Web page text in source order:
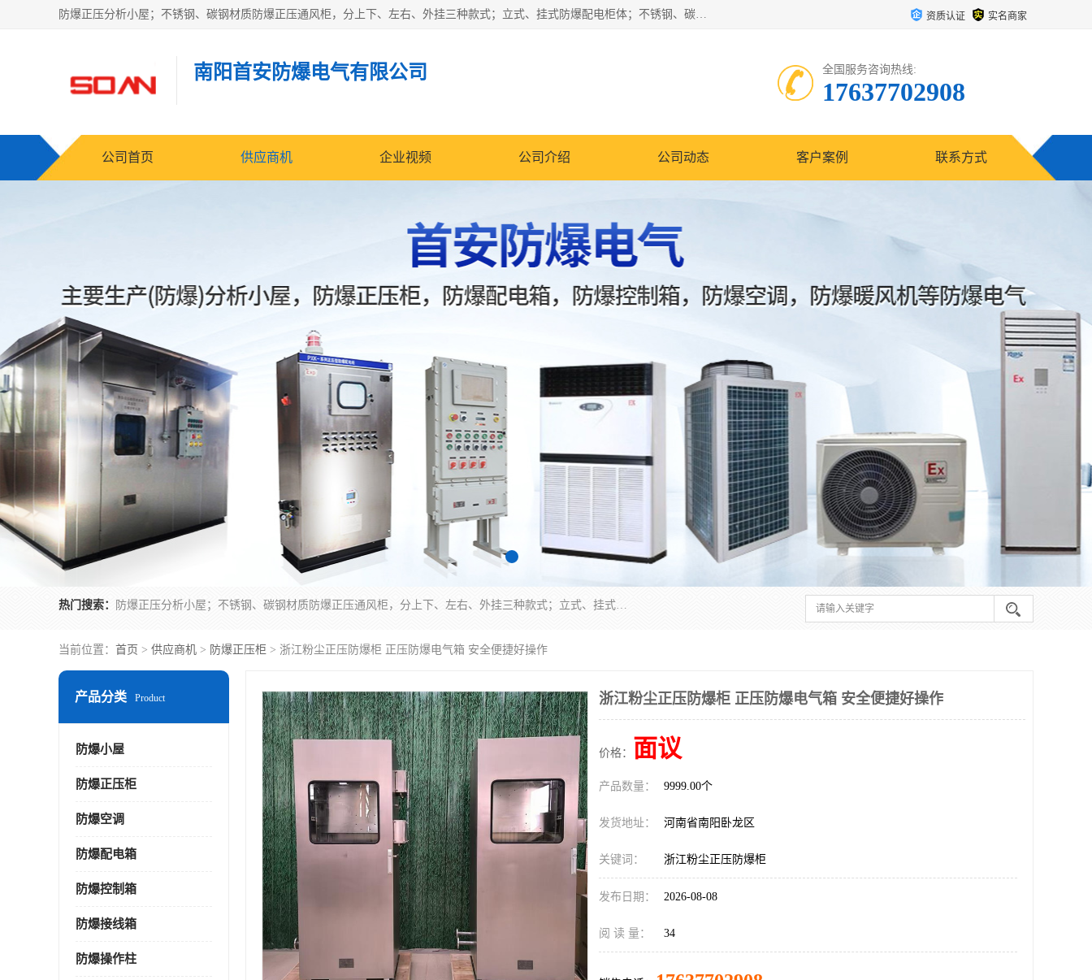
防爆正压分析小屋；不锈钢、碳钢材质防爆正压通风柜，分上下、左右、外挂三种款式；立式、挂式防爆配电柜体；不锈钢、碳钢防爆变频、磁力、星三角启动器；不锈钢、碳钢、铸铝防爆控制箱柜；可操作按键、多块式防爆仪表箱；多材质防爆接线箱；台式防爆电脑、防爆监视器。产品适配石油、化工、煤炭、电力、纺织、酿酒、航天、铁路、冶金、船舶、消防、市政等多行业工况使用。 资质认证 实名商家
南阳首安防爆电气有限公司 全国服务咨询热线:
17637702908
公司首页 供应商机 企业视频 公司介绍 公司动态 客户案例 联系方式
热门搜索： 防爆正压分析小屋；不锈钢、碳钢材质防爆正压通风柜，分上下、左右、外挂三种款式；立式、挂式防爆配电柜体；不锈钢、碳钢防爆变频、磁力、星三角启动器；不锈钢、碳钢、铸铝防爆控制箱柜；可操作按键、多块式防爆仪表箱；多材质防爆接线箱；台式防爆电脑、防爆监视器。产品适配石油、化工、煤炭、电力、纺织、酿酒、航天、铁路、冶金、船舶、消防、市政等多行业工况使用。
当前位置： 首页 > 供应商机 > 防爆正压柜 > 浙江粉尘正压防爆柜 正压防爆电气箱 安全便捷好操作
产品分类 Product
防爆小屋
防爆正压柜
防爆空调
防爆配电箱
防爆控制箱
防爆接线箱
防爆操作柱
浙江粉尘正压防爆柜 正压防爆电气箱 安全便捷好操作
价格： 面议
产品数量： 9999.00个
发货地址： 河南省南阳卧龙区
关键词： 浙江粉尘正压防爆柜
发布日期： 2026-08-08
阅 读 量： 34